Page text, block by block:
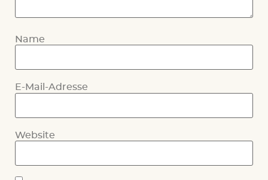
Name
E-Mail-Adresse
Website